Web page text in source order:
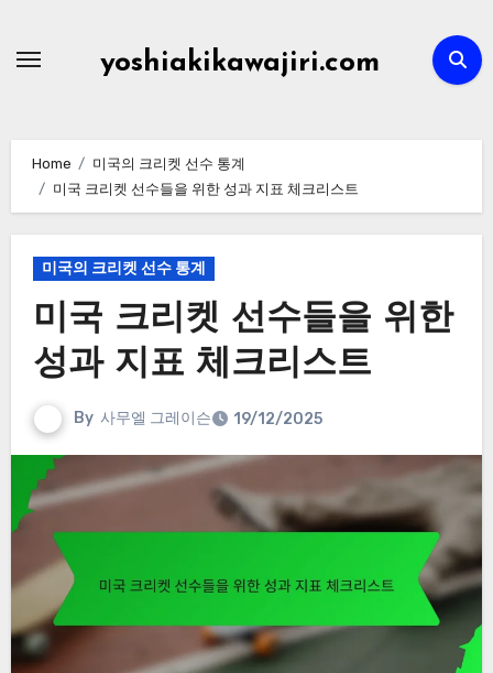
yoshiakikawajiri.com
Home
미국의 크리켓 선수 통계
미국 크리켓 선수들을 위한 성과 지표 체크리스트
미국의 크리켓 선수 통계
미국 크리켓 선수들을 위한
성과 지표 체크리스트
By 사무엘 그레이슨 19/12/2025